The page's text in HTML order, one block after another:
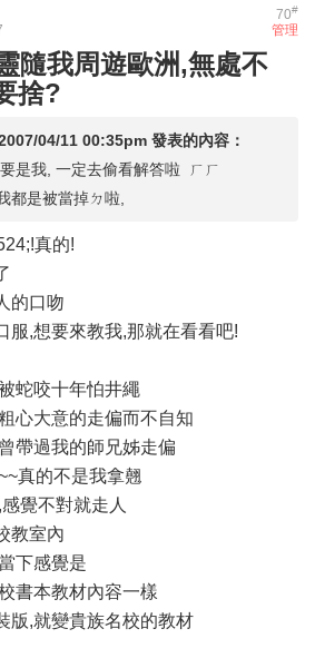
70#
管理
隨我周遊歐洲,無處不
捨?
04/11 00:35pm 發表的內容：
是我, 一定去偷看解答啦 ㄏㄏ
都是被當掉ㄉ啦,
真的!
的口吻
服,想要來教我,那就在看看吧!
蛇咬十年怕井繩
心大意的走偏而不自知
帶過我的師兄姊走偏
真的不是我拿翹
覺不對就走人
教室內
下感覺是
書本教材內容一樣
版,就變貴族名校的教材